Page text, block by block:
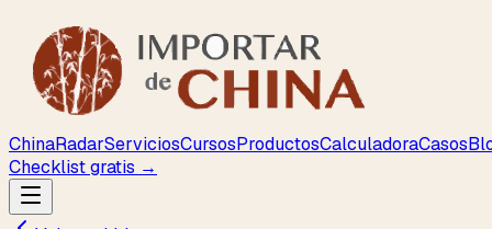
ChinaRadarServiciosCursosProductosCalculadoraCasos
Checklist gratis →